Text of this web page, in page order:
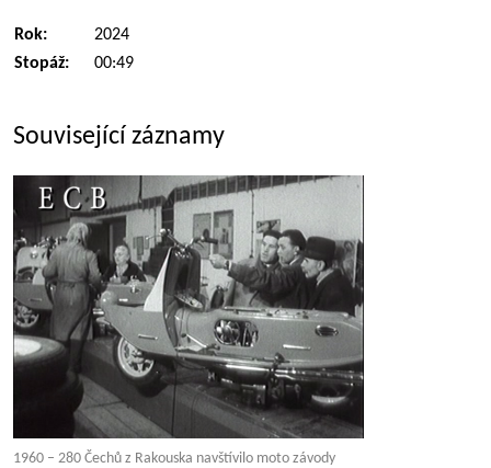
Rok:
2024
Stopáž:
00:49
Související záznamy
1960 – 280 Čechů z Rakouska navštívilo moto závody